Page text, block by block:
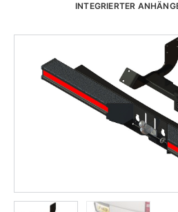
INTEGRIERTER